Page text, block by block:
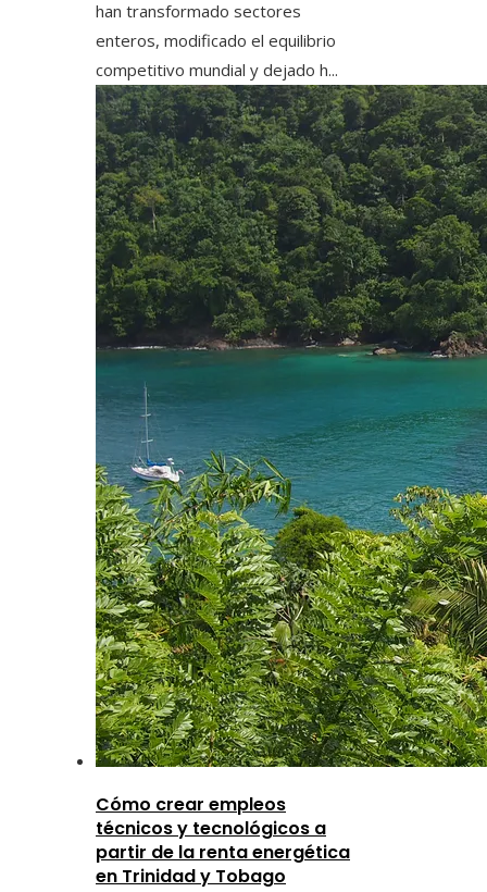
han transformado sectores
enteros, modificado el equilibrio
competitivo mundial y dejado h...
Cómo crear empleos
técnicos y tecnológicos a
partir de la renta energética
en Trinidad y Tobago